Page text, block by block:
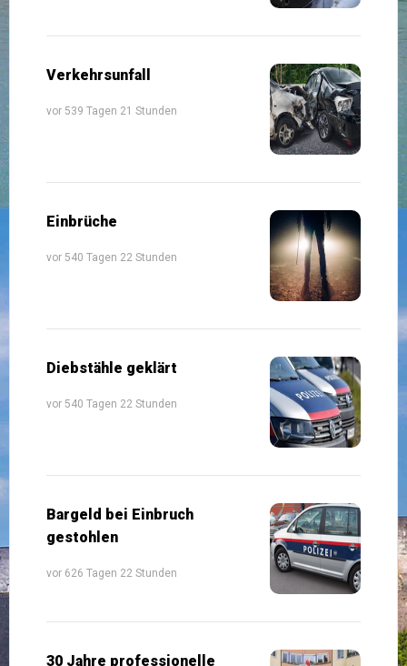
Verkehrsunfall
vor 539 Tagen 21 Stunden
Einbrüche
vor 540 Tagen 22 Stunden
Diebstähle geklärt
vor 540 Tagen 22 Stunden
Bargeld bei Einbruch
gestohlen
vor 626 Tagen 22 Stunden
30 Jahre professionelle